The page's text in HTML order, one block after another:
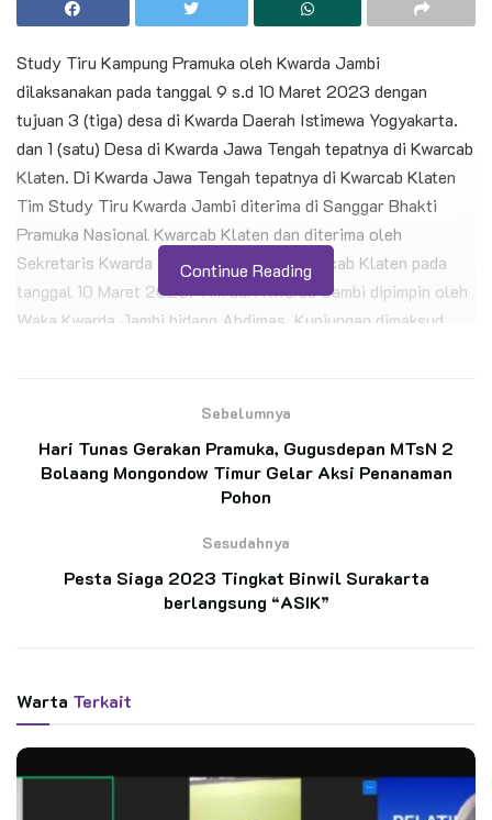
Study Tiru Kampung Pramuka oleh Kwarda Jambi
dilaksanakan pada tanggal 9 s.d 10 Maret 2023 dengan
tujuan 3 (tiga) desa di Kwarda Daerah Istimewa Yogyakarta.
dan 1 (satu) Desa di Kwarda Jawa Tengah tepatnya di Kwarcab
Klaten. Di Kwarda Jawa Tengah tepatnya di Kwarcab Klaten
Tim Study Tiru Kwarda Jambi diterima di Sanggar Bhakti
Pramuka Nasional Kwarcab Klaten dan diterima oleh
Sekretaris Kwarda Jateng dan Ketua Kwarcab Klaten pada
tanggal 10 Maret 2023. Tim dari Kwarda Jambi dipimpin oleh
Waka Kwarda Jambi bidang Abdimas. Kunjungan dimaksud
Pramuka pada kegiatan PW Nasional tahun 2021 di Jambi.
Kwarcab Klaten, rombongan menuju ke Desa Ponggok, Klaten
Continue Reading
Sebelumnya
Hari Tunas Gerakan Pramuka, Gugusdepan MTsN 2
Bolaang Mongondow Timur Gelar Aksi Penanaman
Pohon
Sesudahnya
Pesta Siaga 2023 Tingkat Binwil Surakarta
berlangsung “ASIK”
Warta Terkait